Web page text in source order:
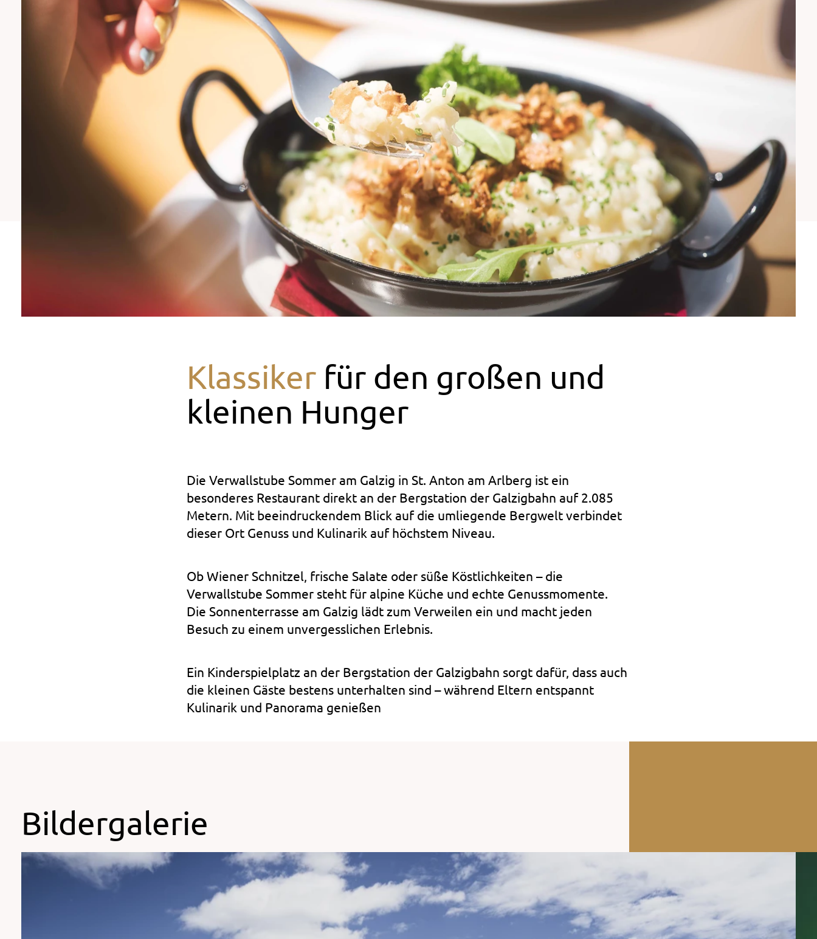
Klassiker für den großen und
kleinen Hunger
Die Verwallstube Sommer am Galzig in St. Anton am Arlberg ist ein
besonderes Restaurant direkt an der Bergstation der Galzigbahn auf 2.085
Metern. Mit beeindruckendem Blick auf die umliegende Bergwelt verbindet
dieser Ort Genuss und Kulinarik auf höchstem Niveau.
Ob Wiener Schnitzel, frische Salate oder süße Köstlichkeiten – die
Verwallstube Sommer steht für alpine Küche und echte Genussmomente.
Die Sonnenterrasse am Galzig lädt zum Verweilen ein und macht jeden
Besuch zu einem unvergesslichen Erlebnis.
Ein Kinderspielplatz an der Bergstation der Galzigbahn sorgt dafür, dass auch
die kleinen Gäste bestens unterhalten sind – während Eltern entspannt
Kulinarik und Panorama genießen
Bildergalerie